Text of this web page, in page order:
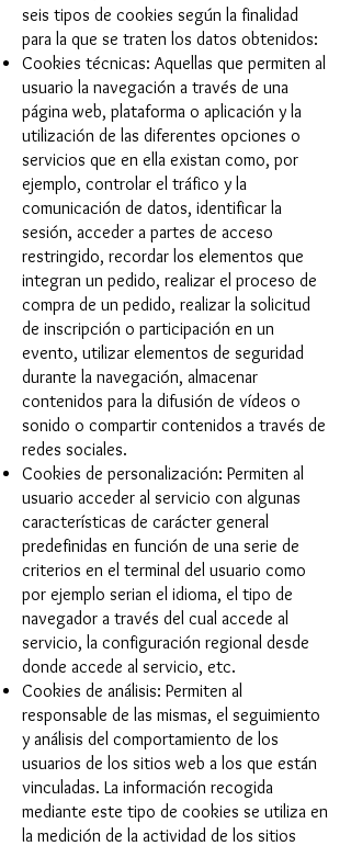
seis tipos de cookies según la finalidad
para la que se traten los datos obtenidos:
Cookies técnicas: Aquellas que permiten al
usuario la navegación a través de una
página web, plataforma o aplicación y la
utilización de las diferentes opciones o
servicios que en ella existan como, por
ejemplo, controlar el tráfico y la
comunicación de datos, identificar la
sesión, acceder a partes de acceso
restringido, recordar los elementos que
integran un pedido, realizar el proceso de
compra de un pedido, realizar la solicitud
de inscripción o participación en un
evento, utilizar elementos de seguridad
durante la navegación, almacenar
contenidos para la difusión de vídeos o
sonido o compartir contenidos a través de
redes sociales.
Cookies de personalización: Permiten al
usuario acceder al servicio con algunas
características de carácter general
predefinidas en función de una serie de
criterios en el terminal del usuario como
por ejemplo serian el idioma, el tipo de
navegador a través del cual accede al
servicio, la configuración regional desde
donde accede al servicio, etc.
Cookies de análisis: Permiten al
responsable de las mismas, el seguimiento
y análisis del comportamiento de los
usuarios de los sitios web a los que están
vinculadas. La información recogida
mediante este tipo de cookies se utiliza en
la medición de la actividad de los sitios